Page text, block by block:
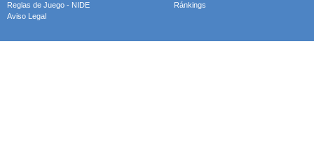
Reglas de Juego - NIDE
Aviso Legal
Ránkings